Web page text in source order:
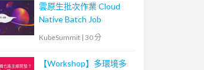
雲原生批次作業 Cloud
Native Batch Job
KubeSummit | 30 分
【Workshop】多環境多